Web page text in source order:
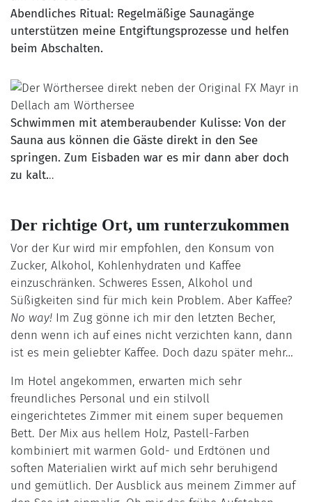
Abendliches Ritual: Regelmäßige Saunagänge
unterstützen meine Entgiftungsprozesse und helfen
beim Abschalten.
Schwimmen mit atemberaubender Kulisse: Von der
Sauna aus können die Gäste direkt in den See
springen. Zum Eisbaden war es mir dann aber doch
zu kalt...
Der richtige Ort, um runterzukommen
Vor der Kur wird mir empfohlen, den Konsum von
Zucker, Alkohol, Kohlenhydraten und Kaffee
einzuschränken. Schweres Essen, Alkohol und
Süßigkeiten sind für mich kein Problem. Aber Kaffee?
No way! Im Zug gönne ich mir den letzten Becher,
denn wenn ich auf eines nicht verzichten kann, dann
ist es mein geliebter Kaffee. Doch dazu später mehr…
Im Hotel angekommen, erwarten mich sehr
freundliches Personal und ein stilvoll
eingerichtetes Zimmer mit einem super bequemen
Bett. Der Mix aus hellem Holz, Pastell-Farben
kombiniert mit warmen Gold- und Erdtönen und
soften Materialien wirkt auf mich sehr beruhigend
und gemütlich. Der Ausblick aus meinem Zimmer auf